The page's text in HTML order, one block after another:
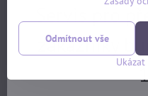
Odmítnout vše
Servis pro
zákazníky